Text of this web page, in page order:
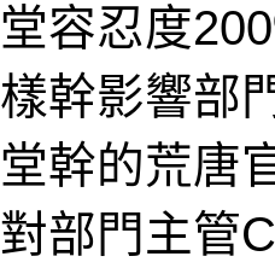
堂容忍度
樣幹影響部
堂幹的荒唐
對部門主管